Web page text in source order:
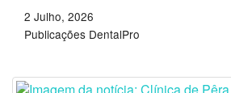
2 Julho, 2026
Publicações DentalPro